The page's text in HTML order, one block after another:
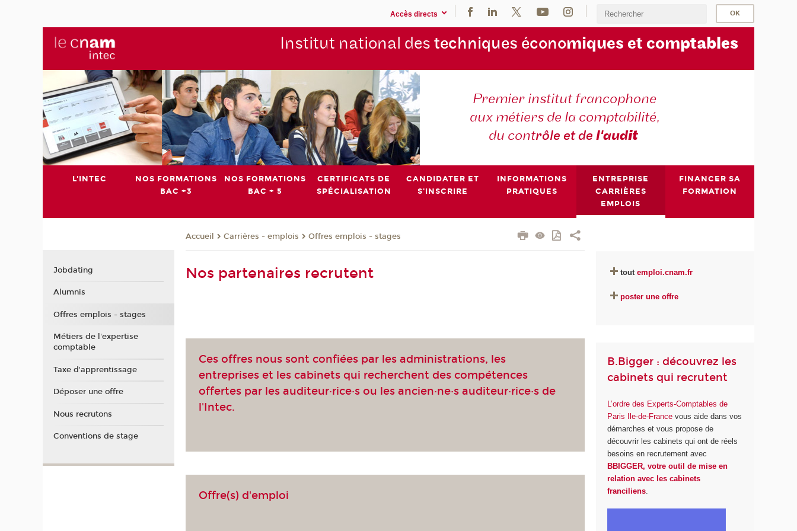
Accès directs
Institut national des techniques économiques et comptables
Premier institut francophone
aux métiers de la comptabilité,
du contrôle et del'audit
L'INTEC
NOS FORMATIONS
BAC +3
NOS FORMATIONS
BAC + 5
CERTIFICATS DE
SPÉCIALISATION
CANDIDATER ET
S'INSCRIRE
INFORMATIONS
PRATIQUES
ENTREPRISE
CARRIÈRES
EMPLOIS
FINANCER SA
FORMATION
Accueil Carrières - emplois Offres emplois - stages
Nos partenaires recrutent
Ces offres nous sont confiées par les administrations, les
entreprises et les cabinets qui recherchent des compétences
offertes par les auditeur·rice·s ou les ancien·ne·s auditeur·rice·s de
l'Intec.
Offre(s) d'emploi
toutemploi.cnam.fr
poster une offre
B.Bigger : découvrez les
cabinets qui recrutent
L’ordre des Experts-Comptables de
Paris Ile-de-France vous aide dans vos
démarches et vous propose de
découvrir les cabinets qui ont de réels
besoins en recrutement avec
BBIGGER, votre outil de mise en
relation avec les cabinets
franciliens
Jobdating
Alumnis
Offres emplois - stages
Métiers de l'expertise
comptable
Taxe d'apprentissage
Déposer une offre
Nous recrutons
Conventions de stage